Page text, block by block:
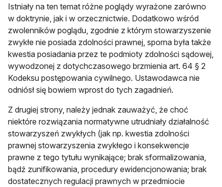
Istniały na ten temat różne poglądy wyrażone zarówno
w doktrynie, jak i w orzecznictwie. Dodatkowo wśród
zwolenników poglądu, zgodnie z którym stowarzyszenie
zwykłe nie posiada zdolności prawnej, sporna była także
kwestia posiadania przez te podmioty zdolności sądowej,
wywodzonej z dotychczasowego brzmienia art. 64 § 2
Kodeksu postępowania cywilnego. Ustawodawca nie
odniósł się bowiem wprost do tych zagadnień.
Z drugiej strony, należy jednak zauważyć, że choć
niektóre rozwiązania normatywne utrudniały działalność
stowarzyszeń zwykłych (jak np. kwestia zdolności
prawnej stowarzyszenia zwykłego i konsekwencje
prawne z tego tytułu wynikające; brak sformalizowania,
bądź zunifikowania, procedury ewidencjonowania; brak
dostatecznych regulacji prawnych w przedmiocie